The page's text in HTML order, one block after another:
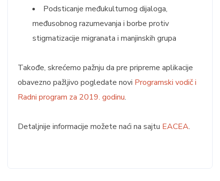
Podsticanje međukulturnog dijaloga,
međusobnog razumevanja i borbe protiv
stigmatizacije migranata i manjinskih grupa
Takođe, skrećemo pažnju da pre pripreme aplikacije
obavezno pažljivo pogledate novi Programski vodič i
Radni program za 2019. godinu.
Detaljnije informacije možete naći na sajtu EACEA.